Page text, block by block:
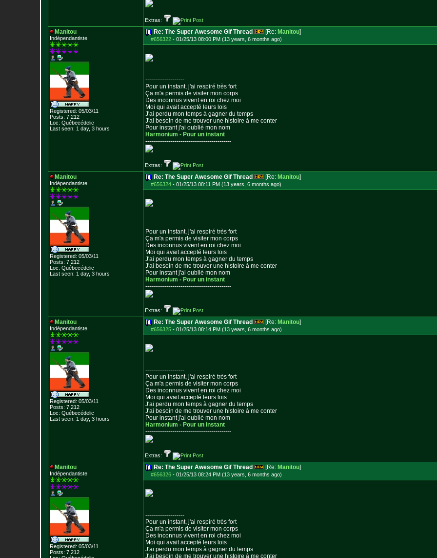
Extras:
Manitou
Indépendantiste
Registered: 05/03/11
Posts: 7,212
Loc: Québecédelic
Last seen: 1 day, 3 hours
Re: The Super Awesome Gif Thread [Re: Manitou]
#656322 - 01/25/13 08:00 PM (13 years, 6 months ago)
--------------------
Pour un instant, j'ai respiré très fort
Ça m'a permis de visiter mon corps
Des inconnus vivent en roi chez moi
Moi qui avait accepté leurs lois
J'ai perdu mon temps à gagner du temps
J'ai besoin de me trouver une histoire à me conter
Pour instant j'ai oublié mon nom
Harmonium - Pour un instant
--------------------------------------------
Extras:
Manitou
Indépendantiste
Registered: 05/03/11
Posts: 7,212
Loc: Québecédelic
Last seen: 1 day, 3 hours
Re: The Super Awesome Gif Thread [Re: Manitou]
#656324 - 01/25/13 08:11 PM (13 years, 6 months ago)
--------------------
Pour un instant, j'ai respiré très fort
Ça m'a permis de visiter mon corps
Des inconnus vivent en roi chez moi
Moi qui avait accepté leurs lois
J'ai perdu mon temps à gagner du temps
J'ai besoin de me trouver une histoire à me conter
Pour instant j'ai oublié mon nom
Harmonium - Pour un instant
--------------------------------------------
Extras:
Manitou
Indépendantiste
Registered: 05/03/11
Posts: 7,212
Loc: Québecédelic
Last seen: 1 day, 3 hours
Re: The Super Awesome Gif Thread [Re: Manitou]
#656325 - 01/25/13 08:14 PM (13 years, 6 months ago)
--------------------
Pour un instant, j'ai respiré très fort
Ça m'a permis de visiter mon corps
Des inconnus vivent en roi chez moi
Moi qui avait accepté leurs lois
J'ai perdu mon temps à gagner du temps
J'ai besoin de me trouver une histoire à me conter
Pour instant j'ai oublié mon nom
Harmonium - Pour un instant
--------------------------------------------
Extras:
Manitou
Indépendantiste
Registered: 05/03/11
Posts: 7,212
Re: The Super Awesome Gif Thread [Re: Manitou]
#656326 - 01/25/13 08:24 PM (13 years, 6 months ago)
--------------------
Pour un instant, j'ai respiré très fort
Ça m'a permis de visiter mon corps
Des inconnus vivent en roi chez moi
Moi qui avait accepté leurs lois
J'ai perdu mon temps à gagner du temps
J'ai besoin de me trouver une histoire à me conter